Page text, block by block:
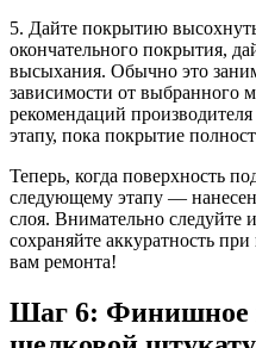
5. Дайте покрытию
окончательного покрытия,
высыхания. Обычно это
зависимости от выбранного
рекомендаций
этапу, пока покрытие
Теперь, когда поверхность
следующему этапу —
слоя. Внимательно следуйте
сохраняйте аккуратность
вам ремонта!
Шаг 6: Финишное